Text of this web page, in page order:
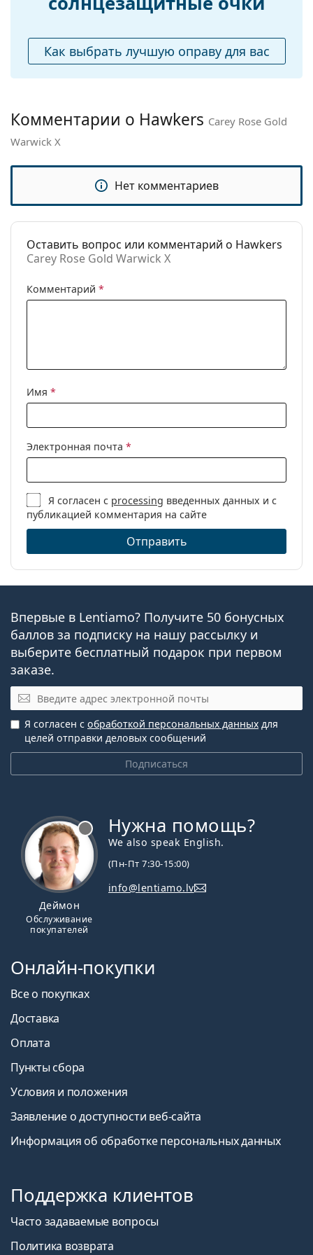
чистки:
Нет
Другое
Категория:
Солнцезащитные очки
Бренд:
Carey Rose Gold Warwick X
Как выбрать лучшую оправу для вас
Комментарии о Hawkers Carey Rose Gold
Warwick X
Нет комментариев
Оставить вопрос или комментарий о Hawkers
Carey Rose Gold Warwick X
Комментарий *
Имя *
Электронная почта *
Я согласен с processing введенных данных и с
публикацией комментария на сайте
Отправить
Впервые в Lentiamo? Получите 50 бонусных
баллов за подписку на нашу рассылку и
выберите бесплатный подарок при первом
заказе.
Эл. почта
Подписаться
Я согласен с обработкой персональных данных для
целей отправки деловых сообщений
Деймон
Обслуживание
покупателей
Нужна помощь?
We also speak English.
(Пн-Пт 7:30-15:00)
info@lentiamo.lv
Онлайн-покупки
Все о покупках
Доставка
Оплата
Пункты сбора
Условия и положения
Заявление о доступности веб-сайта
Информация об обработке персональных данных
Поддержка клиентов
Часто задаваемые вопросы
Политика возврата